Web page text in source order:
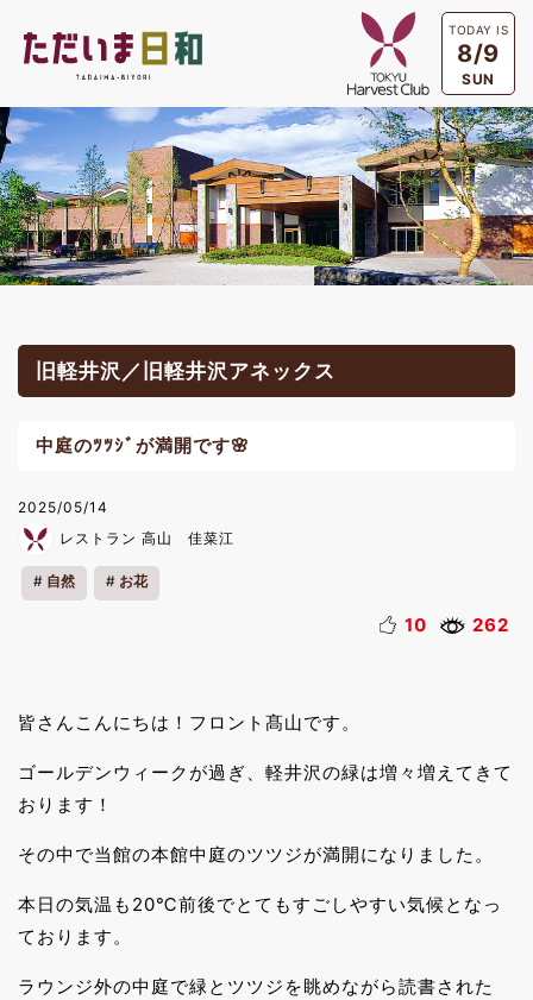
TODAY IS
8/9
SUN
旧軽井沢／旧軽井沢アネックス
中庭のﾂﾂｼﾞが満開です🌸
2025/05/14
レストラン 高山 佳菜江
自然 お花
10 262
皆さんこんにちは！フロント髙山です。
ゴールデンウィークが過ぎ、軽井沢の緑は増々増えてきて
おります！
その中で当館の本館中庭のツツジが満開になりました。
本日の気温も20℃前後でとてもすごしやすい気候となっ
ております。
ラウンジ外の中庭で緑とツツジを眺めながら読書された